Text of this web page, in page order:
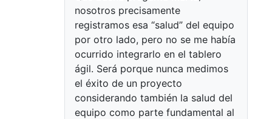
nosotros precisamente
registramos esa “salud” del equipo
por otro lado, pero no se me había
ocurrido integrarlo en el tablero
ágil. Será porque nunca medimos
el éxito de un proyecto
considerando también la salud del
equipo como parte fundamental al